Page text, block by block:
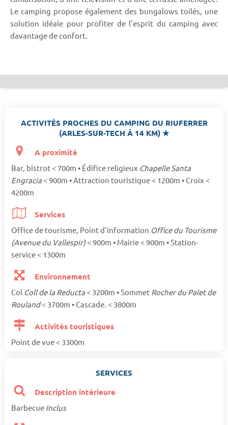
Le camping propose également des bungalows toilés, une
solution idéale pour profiter de l'esprit du camping avec
davantage de confort.
ACTIVITÉS PROCHES DU CAMPING DU RIUFERRER
(ARLES-SUR-TECH À 14 KM) ★
A proximité
Bar, bistrot < 700m • Édifice religieux Chapelle Santa
Engracia < 900m • Attraction touristique < 1200m • Croix <
4200m
Services
Office de tourisme, Point d'information Office du Tourisme
(Avenue du Vallespir) < 900m • Mairie < 900m • Station-
service < 1300m
Environnement
Col Coll de la Reducta < 3200m • Sommet Rocher du Palet de
Rouland< 3700m • Cascade. < 3800m
Activités touristiques
Point de vue < 3300m
SERVICES
Description intérieure
Barbecue Inclus